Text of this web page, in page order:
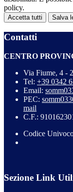
policy.
Accetta tutti Salva
Contatti
CENTRO
Via Fiume, 4 -
Tel: +39 0342
Email:
PEC:
mail
C.F.:
Codice
Sezione Link